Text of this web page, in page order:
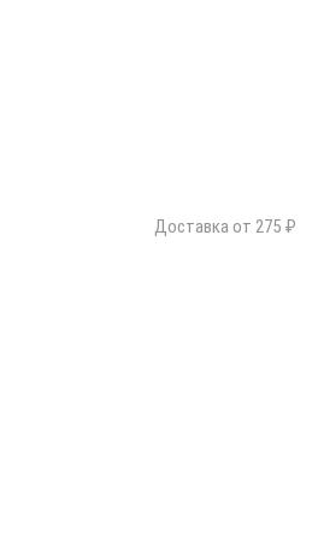
Доставка от 275 ₽